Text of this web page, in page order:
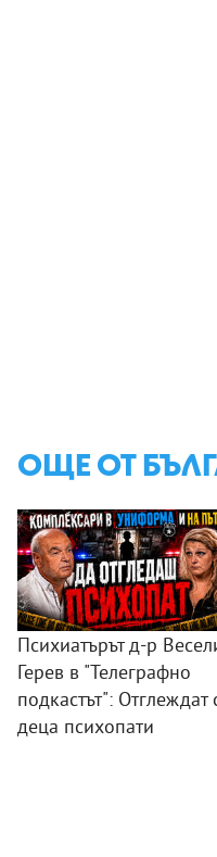
ОЩЕ ОТ
Психиатърът д-р
Герев в "Телеграфно
подкастът": Отглеждат
деца психопати